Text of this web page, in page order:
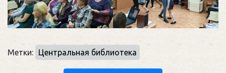
Метки: Центральная библиотека